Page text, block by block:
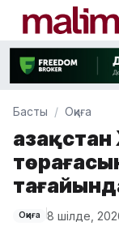
Басты Оқиға
Оқиға 8 шілде,